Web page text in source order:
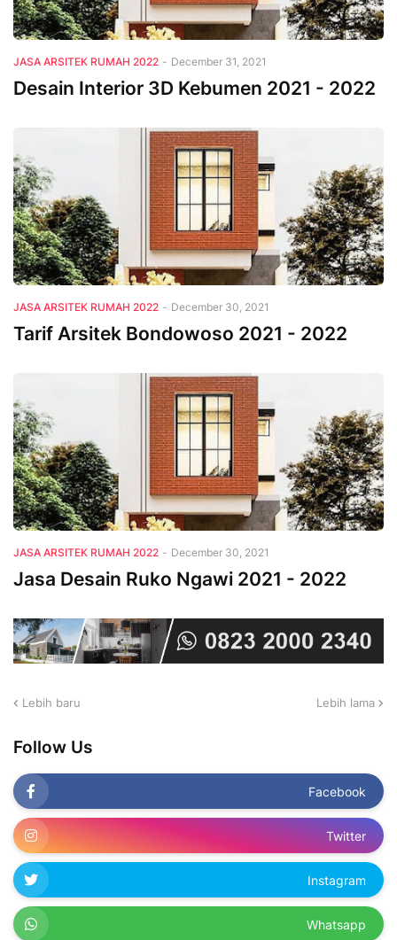
JASA ARSITEK RUMAH 2022 - December 31, 2021
Desain Interior 3D Kebumen 2021 - 2022
JASA ARSITEK RUMAH 2022 - December 30, 2021
Tarif Arsitek Bondowoso 2021 - 2022
JASA ARSITEK RUMAH 2022 - December 30, 2021
Jasa Desain Ruko Ngawi 2021 - 2022
Lebih baru Lebih lama
Follow Us
Facebook
Twitter
Instagram
Whatsapp